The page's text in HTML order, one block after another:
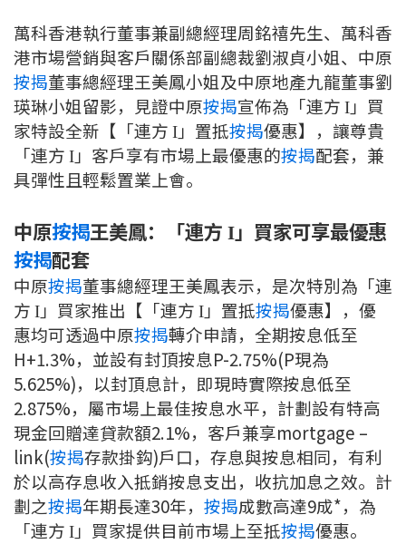
工商舖按揭計算
印花稅計算
免費物業估價
下載中心
按揭全面睇
新聞/研究
公司動態
按市新聞
統計數據庫
按揭快趣智識
按揭智庫
萬科香港執行董事兼副總經理周銘禧先生、萬科香
港市場營銷與客戶關係部副總裁劉淑貞小姐、中原
按揭董事總經理王美鳳小姐及中原地產九龍董事劉
瑛琳小姐留影，見證中原按揭宣佈為「連方 I 」買
家特設全新【「連方 I 」置抵按揭優惠】，讓尊貴
「連方 I 」客戶享有市場上最優惠的按揭配套，兼
具彈性且輕鬆置業上會。
中原按揭王美鳳：「連方 I」買家可享最優惠
按揭配套
中原按揭董事總經理王美鳳表示，是次特別為「連
方 I 」買家推出【「連方 I 」置抵按揭優惠】，優
惠均可透過中原按揭轉介申請，全期按息低至
H+1.3%，並設有封頂按息P-2.75%(P現為
5.625%)，以封頂息計，即現時實際按息低至
2.875%，屬市場上最佳按息水平，計劃設有特高
現金回贈達貸款額2.1%，客戶兼享mortgage –
link(按揭存款掛鈎)戶口，存息與按息相同，有利
於以高存息收入抵銷按息支出，收抗加息之效。計
劃之按揭年期長達30年， 按揭成數高達9成*，為
「連方 I 」買家提供目前市場上至抵按揭優惠。